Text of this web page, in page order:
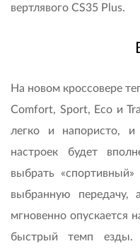
вертлявого CS35 Plus.
На новом кроссовере
Comfort, Sport, Eco и
легко и напористо, и
настроек будет
выбрать
выбранную передачу,
мгновенно опускается
быстрый темп езды.